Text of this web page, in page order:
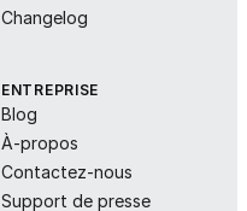
Changelog
ENTREPRISE
Blog
À-propos
Contactez-nous
Support de presse